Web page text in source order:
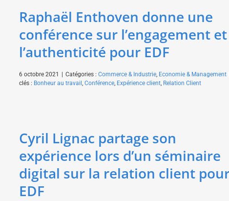
Raphaël Enthoven donne une
conférence sur l’engagement et
l’authenticité pour EDF
6 octobre 2021 Catégories : Commerce & Industrie, Economie & Management
clés : Bonheur au travail , Conférence, Expérience client, Relation Client
Cyril Lignac partage son
expérience lors d’un séminaire
digital sur la relation client
EDF